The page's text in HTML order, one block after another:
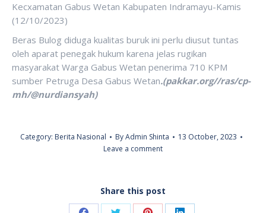
Kecxamatan Gabus Wetan Kabupaten Indramayu-Kamis
(12/10/2023)
Beras Bulog diduga kualitas buruk ini perlu diusut tuntas
oleh aparat penegak hukum karena jelas rugikan
masyarakat Warga Gabus Wetan penerima 710 KPM
sumber Petruga Desa Gabus Wetan.(pakkar.org//ras/cp-
mh/@nurdiansyah)
Category: Berita Nasional ByAdmin Shinta
13 October, 2023
Leave a comment
Share this post